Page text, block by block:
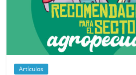
Artículos